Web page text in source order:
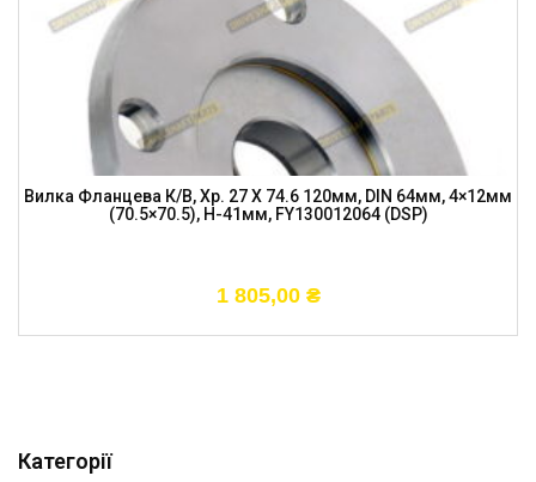
Категорії
Вилка Фланцева К/в, Хр. 27 X 74.6 120мм, DIN 64мм, 4×12мм
(70.5×70.5), H-41мм, FY130012064 (DSP)
1 805,00 ₴